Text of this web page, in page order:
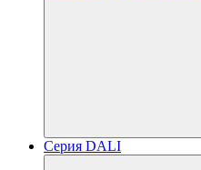
Серия DALI